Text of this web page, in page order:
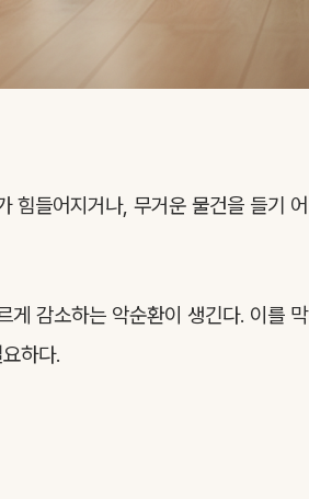
힘들어지거나, 무거운 물건을 들기 어
게 감소하는 악순환이 생긴다. 이를 막
하다.